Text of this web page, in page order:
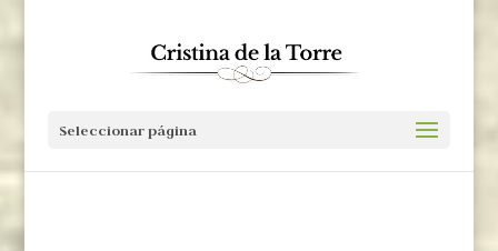
Seleccionar página